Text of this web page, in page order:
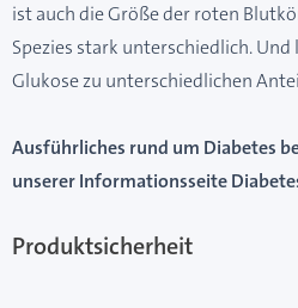
ist auch die Größe der roten
Spezies stark unterschiedlich.
Glukose zu unterschiedlichen
Ausführliches rund um Diabetes
unserer Informationsseite
Produktsicherheit